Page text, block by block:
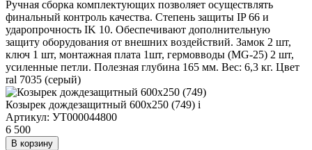
Ручная сборка комплектующих позволяет осуществлять
финальный контроль качества. Степень защиты IP 66 и
ударопрочность IK 10. Обеспечивают дополнительную
защиту оборудования от внешних воздействий. Замок 2 шт,
ключ 1 шт, монтажная плата 1шт, гермовводы (MG-25) 2 шт,
усиленные петли. Полезная глубина 165 мм. Вес: 6,3 кг. Цвет
ral 7035 (серый)
Козырек дождезащитный 600х250 (749) i
Артикул: УТ000044800
6 500
В корзину